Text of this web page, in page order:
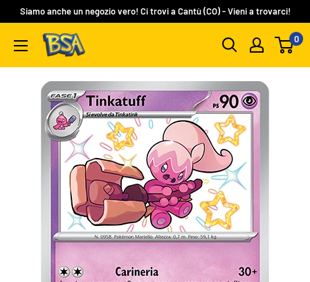
contenuto
Siamo anche un negozio vero! Ci trovi a Cantù (CO) - Vieni a trovarci!
BSA
Carte
Collezionabili
0